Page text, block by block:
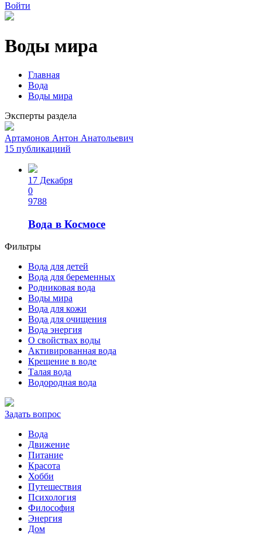
Войти
Воды мира
Главная
Вода
Воды мира
Эксперты раздела
Артамонов Антон Анатольевич
15 публикациий
17 Декабря
0
9788
Вода в Космосе
Фильтры
Вода для детей
Вода для беременных
Родниковая вода
Воды мира
Вода для кожи
Вода для очищения
Вода энергия
О свойствах воды
Активированная вода
Крещение в воде
Талая вода
Водородная вода
Задать вопрос
Вода
Движение
Питание
Красота
Хобби
Путешествия
Психология
Философия
Энергия
Дом